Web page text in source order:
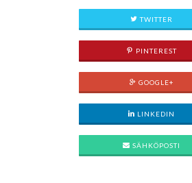
TWITTER
PINTEREST
GOOGLE+
LINKEDIN
SÄHKÖPOSTI